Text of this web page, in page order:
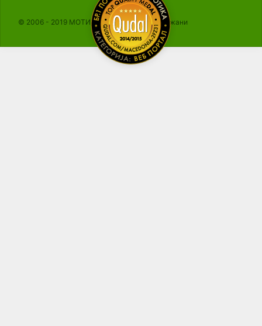
© 2006 - 2019 МОТИКА, Сите права се задржани